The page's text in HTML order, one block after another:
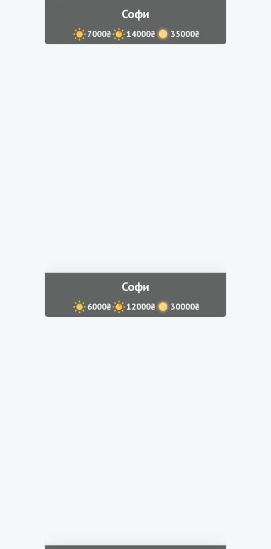
Софи
7000₴ 14000₴ 35000₴
Софи
6000₴ 12000₴ 30000₴